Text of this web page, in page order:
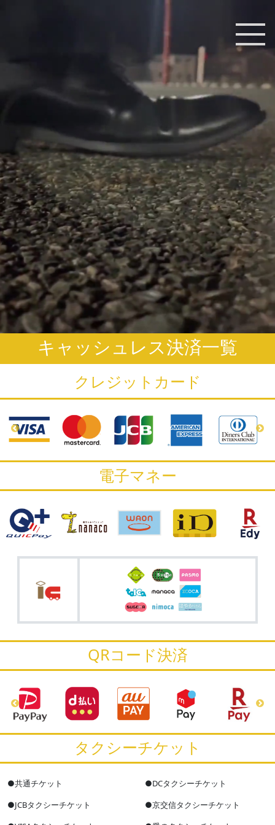
キャッシュレス決済一覧
クレジットカード
電子マネー
QRコード決済
タクシーチケット
●共通チケット
●JCBタクシーチケット
●DCタクシーチケット
●京交信タクシーチケット